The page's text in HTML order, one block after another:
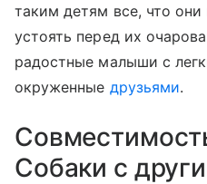
таким детям все, что они
устоять перед их
радостные малыши с
окруженные друзьями.
Собаки с